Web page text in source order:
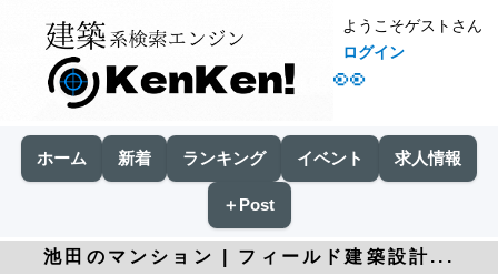
👀
ようこそゲストさん
ログイン
ホーム 新着 ランキング イベント 求人情報
＋Post
池田のマンション | フィールド建築設計...